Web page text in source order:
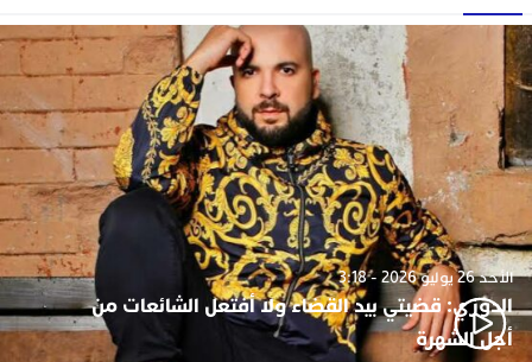
الأحد 26 يوليو 2026 - 3:18
الدوزي: قضيتي بيد القضاء ولا أفتعل الشائعات من
أجل الشهرة